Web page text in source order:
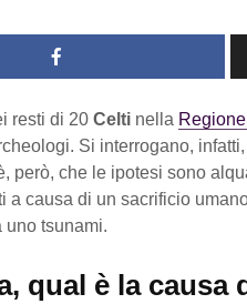
resti di 20 Celti nella
Si interrogano,
però, che le ipotesi sono
a causa di un sacrificio
uno tsunami.
qual è la causa